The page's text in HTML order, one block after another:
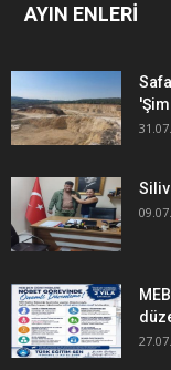
AYIN ENLERİ